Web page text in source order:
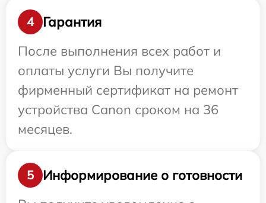
4
Гарантия
После выполнения всех работ и
оплаты услуги Вы получите
фирменный сертификат на ремонт
устройства Canon сроком на 36
месяцев.
5
Информирование о готовности